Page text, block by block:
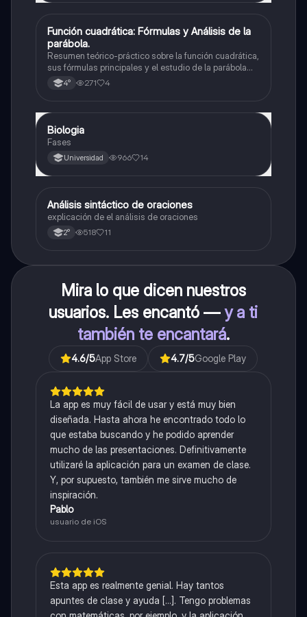
Matemáticas
Función cuadrática: Fórmulas y Análisis de la
parábola.
Resumen teórico-práctico sobre la función cuadrática,
sus fórmulas principales y el estudio de la parábola
como representación gráfica.Incluye desarrollo de la
forma general, cálculo de raíces, vértice y elementos
4° 271 4
Biología
Biologia
Fases
Universidad 966 14
Lengua
Análisis sintáctico de oraciones
explicación de el análisis de oraciones
2° 518 11
Mira lo que dicen nuestros
usuarios. Les encantó —y a ti
también te encantará.
4.6/5App Store 4.7/5Google Play
La app es muy fácil de usar y está muy bien
diseñada. Hasta ahora he encontrado todo lo
que estaba buscando y he podido aprender
mucho de las presentaciones. Definitivamente
utilizaré la aplicación para un examen de clase.
Y, por supuesto, también me sirve mucho de
inspiración.
Pablo
usuario de iOS
Esta app es realmente genial. Hay tantos
apuntes de clase y ayuda [...]. Tengo problemas